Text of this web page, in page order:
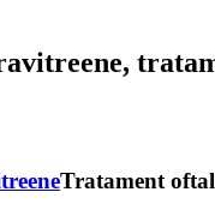
Tratament